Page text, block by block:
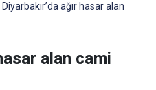
Diyarbakır’da ağır hasar alan
alan cami